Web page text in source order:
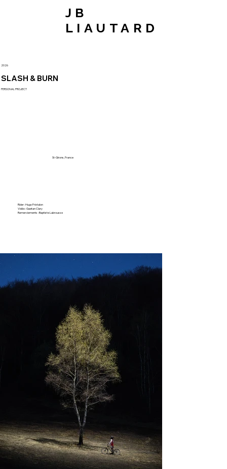
JB
LIAUTARD
PERSONAL PROJECT
SLASH & BURN
2026
St-Girons, France
Rider : Hugo Frixtalon
Vidéo : Gaetan Clary
Remerciements : Baptiste Labrousse